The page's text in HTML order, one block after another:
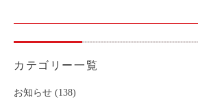
カテゴリー一覧
お知らせ (138)